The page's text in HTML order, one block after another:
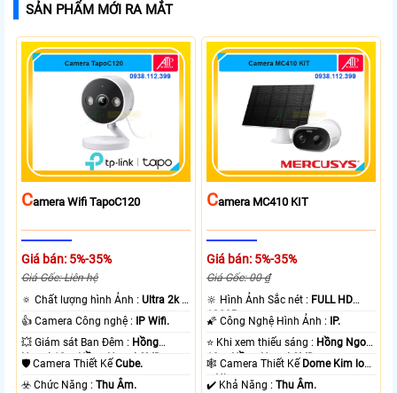
SẢN PHẨM MỚI RA MẮT
CAmera Wifi TapoC120
Giá bán: 5%-35%
Giá Gốc: Liên hệ
🔅 Chất lượng hình Ảnh :Ultra 2k +
.
👍 Camera Công nghệ :
IP Wifi.
💥 Giám sát Ban Đêm : Hồng
Ngoại 10m Hồng Ngoại SMD.
🛡 Camera Thiết KếCube.
️☣️ Chức Năng :Thu Âm.
CAmera MC410 KIT
Giá bán: 5%-35%
Giá Gốc: 00 ₫
🔆 Hình Ảnh Sắc nét : FULL HD
1080P .
🌠 Công Nghệ Hình Ảnh :
IP.
⭐ Khi xem thiếu sáng : Hồng Ngoại
10m Hồng Ngoại SMD.
🕸️ Camera Thiết Kế Dome Kim loại
+ Nhựa.
️✔️ Khả Năng :Thu Âm.